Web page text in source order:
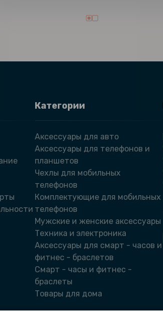
Категории
Аксессуары для авто
Аксессуары для телефонов и
планшетов
Чехлы для мобильных
телефонов
Комплектующие для мобильных
телефонов
Мужские и женские аксессуары
Техника и электроника
Аксессуары для смарт - часов и
фитнес - браслетов
Смарт - часы и фитнес -
браслеты
Товары для дома